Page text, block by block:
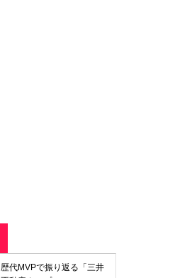
歴代MVPで振り返る「三井